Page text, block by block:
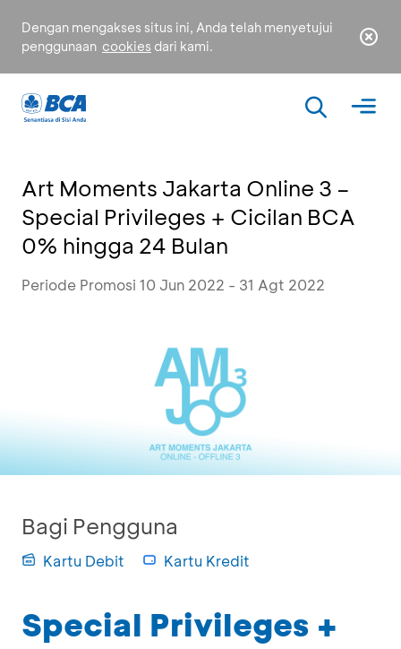
Dengan mengakses situs ini, Anda telah menyetujui
penggunaan cookies dari kami.
Art Moments Jakarta Online 3 –
Special Privileges + Cicilan BCA
0% hingga 24 Bulan
Periode Promosi 10 Jun 2022 - 31 Agt 2022
Bagi Pengguna
Kartu Debit Kartu Kredit
Special Privileges +